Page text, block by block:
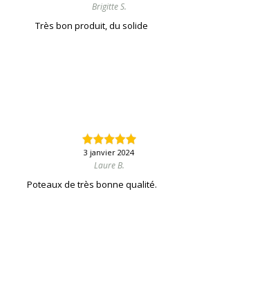
Brigitte S.
Très bon produit, du solide
3 janvier 2024
Laure B.
Poteaux de très bonne qualité.